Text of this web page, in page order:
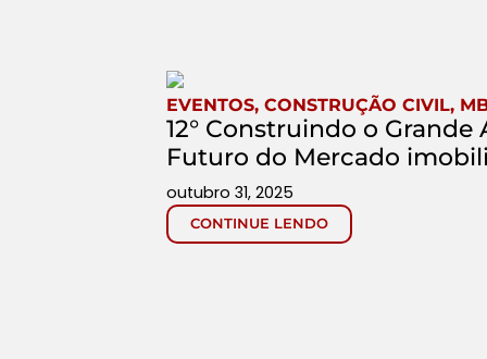
EVENTOS, CONSTRUÇÃO CIVIL,
12° Construindo o Grande
Futuro do Mercado
CONTINUE LENDO
outubro 31, 2025